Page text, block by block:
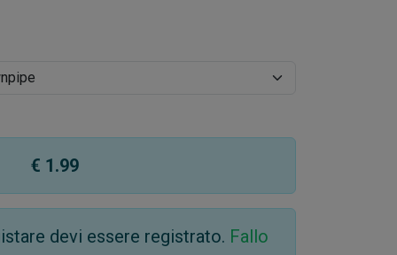
€ 1.99
devi essere registrato. Fallo